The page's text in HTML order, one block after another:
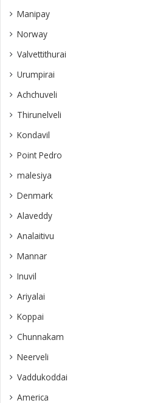
Manipay
Norway
Valvettithurai
Urumpirai
Achchuveli
Thirunelveli
Kondavil
Point Pedro
malesiya
Denmark
Alaveddy
Analaitivu
Mannar
Inuvil
Ariyalai
Koppai
Chunnakam
Neerveli
Vaddukoddai
America